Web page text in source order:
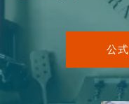
公